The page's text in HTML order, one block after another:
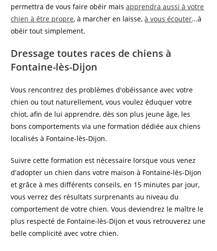
permettra de vous faire obéir maisapprendra aussi à votre
chien à être propre, à marcher en laisse,à vous écouter...à
obéir tout simplement.
Dressage toutes races de chiens à
Fontaine-lès-Dijon
Vous rencontrez des problèmes d'obéissance avec votre
chien ou tout naturellement, vous voulez éduquer votre
chiot, afin de lui apprendre, dès son plus jeune âge, les
bons comportements via une formation dédiée aux chiens
localisés à Fontaine-lès-Dijon.
Suivre cette formation est nécessaire lorsque vous venez
d'adopter un chien dans votre maison à Fontaine-lès-Dijon
et grâce à mes différents conseils, en 15 minutes par jour,
vous verrez des résultats surprenants au niveau du
comportement de votre chien. Vous deviendrez le maître le
plus respecté de Fontaine-lès-Dijon et vous retrouverez une
belle complicité avec votre chien.